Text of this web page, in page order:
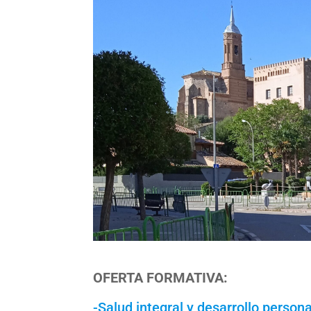
OFERTA FORMATIVA: